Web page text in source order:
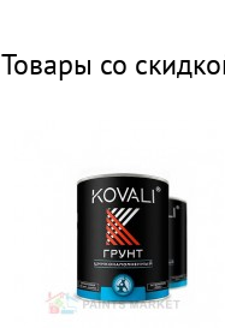
Товары со